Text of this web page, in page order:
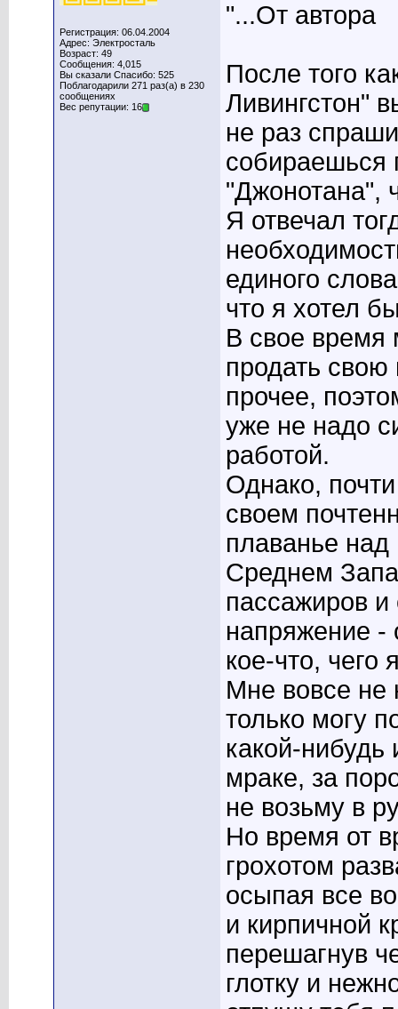
Регистрация: 06.04.2004
Адрес: Электросталь
Возраст: 49
Сообщения: 4,015
Вы сказали Спасибо: 525
Поблагодарили 271 раз(а) в 230
сообщениях
Вес репутации: 16
"...От автора
После того
Ливингстон"
не раз
собираешься
"Джонотана",
Я отвечал
единого
что я хотел
В свое время
продать
прочее,
уже не надо
работой.
Однако,
своем
плаванье
Среднем
пассажиров и
напряжение -
кое-что, чего
Мне вовсе не
только могу
какой-нибудь
мраке, за
не возьму в
Но время от
грохотом
осыпая все
и кирпичной
перешагнув
глотку и